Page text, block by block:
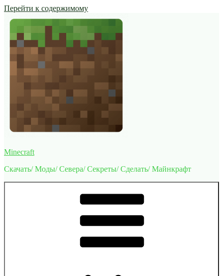
Перейти к содержимому
Minecraft
Скачать/ Моды/ Севера/ Секреты/ Сделать/ Майнкрафт